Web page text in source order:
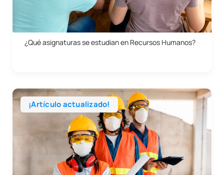
Empresa Asignaturas Profesiones
¿Qué asignaturas se estudian en Recursos Humanos?
¡Artículo actualizado!